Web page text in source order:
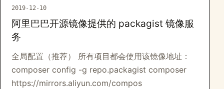
2019-12-10
阿里巴巴开源镜像提供的 packagist 镜像服
务
全局配置（推荐） 所有项目都会使用该镜像地址：
composer config -g repo.packagist composer
https://mirrors.aliyun.com/compos